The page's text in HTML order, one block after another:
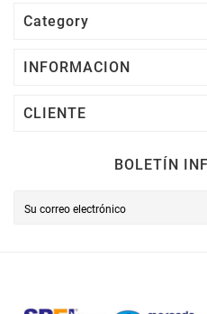
Category
INFORMACION
CLIENTE
BOLETÍN